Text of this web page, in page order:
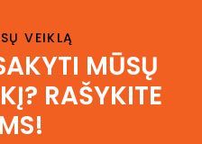
VEIKLĄ
MŪSŲ
RAŠYKITE